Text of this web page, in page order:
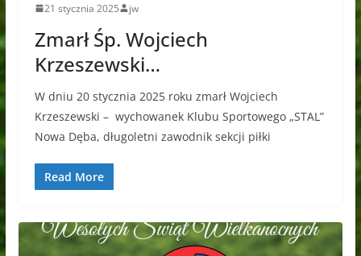
21 stycznia 2025 jw
Zmarł Śp. Wojciech
Krzeszewski…
W dniu 20 stycznia 2025 roku zmarł Wojciech
Krzeszewski – wychowanek Klubu Sportowego „STAL”
Nowa Dęba, długoletni zawodnik sekcji piłki
Read More